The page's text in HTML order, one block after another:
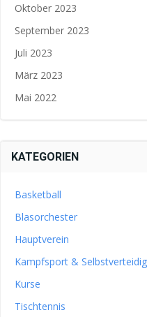
Oktober 2023
September 2023
Juli 2023
März 2023
Mai 2022
KATEGORIEN
Basketball
Blasorchester
Hauptverein
Kampfsport &
Kurse
Tischtennis